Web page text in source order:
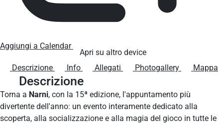
Aggiungi a Calendar
Apri su altro device
Descrizione
Info Allegati Photogallery Mappa
Descrizione
Torna a Narni, con la 15ª edizione, l'appuntamento più
divertente dell'anno: un evento interamente dedicato alla
scoperta, alla socializzazione e alla magia del gioco in tutte le